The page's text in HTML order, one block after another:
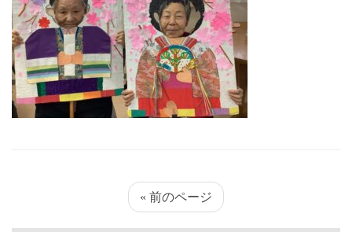
« 前のページ